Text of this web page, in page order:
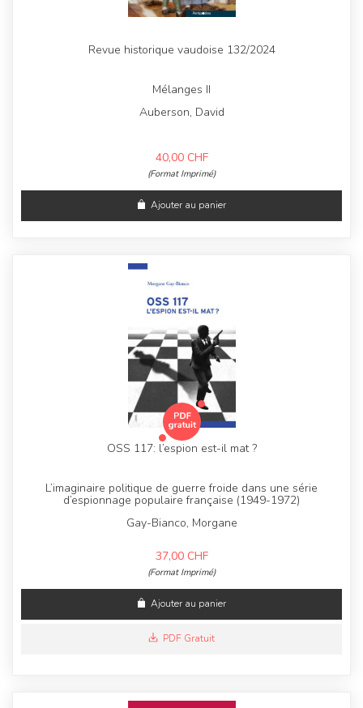
Revue historique vaudoise 132/2024
Mélanges II
Auberson, David
40,00 CHF
(Format Imprimé)
Ajouter au panier
OSS 117: l’espion est-il mat ?
L’imaginaire politique de guerre froide dans une série
d’espionnage populaire française (1949-1972)
Gay-Bianco, Morgane
37,00 CHF
(Format Imprimé)
Ajouter au panier
PDF Gratuit